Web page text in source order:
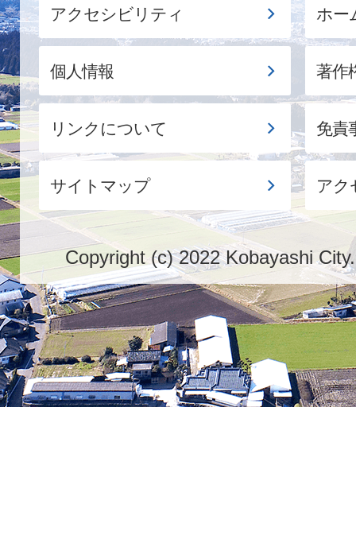
アクセシビリティ ホー
個人情報 著作
リンクについて 免責
サイトマップ アク
Copyright (c) 2022 Kobayashi